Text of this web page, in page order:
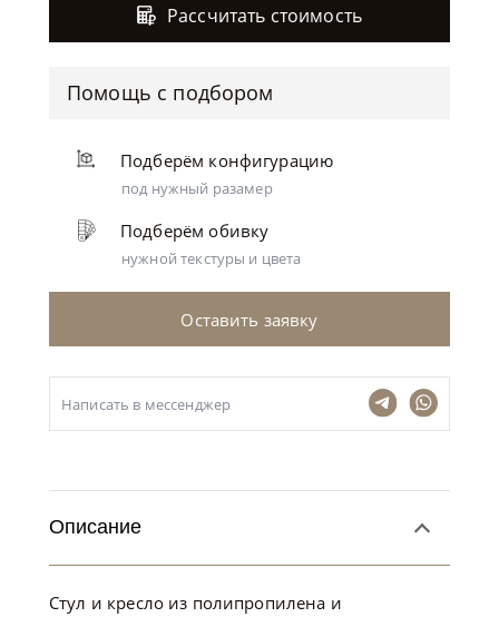
Рассчитать стоимость
Помощь с подбором
Подберём конфигурацию
под нужный разамер
Подберём обивку
нужной текстуры и цвета
Оставить заявку
Написать в мессенджер
Описание
Стул и кресло из полипропилена и